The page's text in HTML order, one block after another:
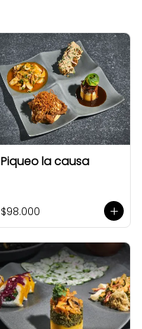
Piqueo la causa
$98.000